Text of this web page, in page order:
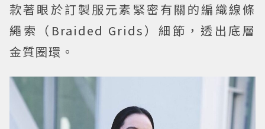
款著眼於訂製服元素緊密有關的編織線條
繩索（Braided Grids）細節，透出底層
金質圈環。